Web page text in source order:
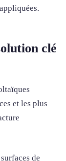
clé
et les plus
de